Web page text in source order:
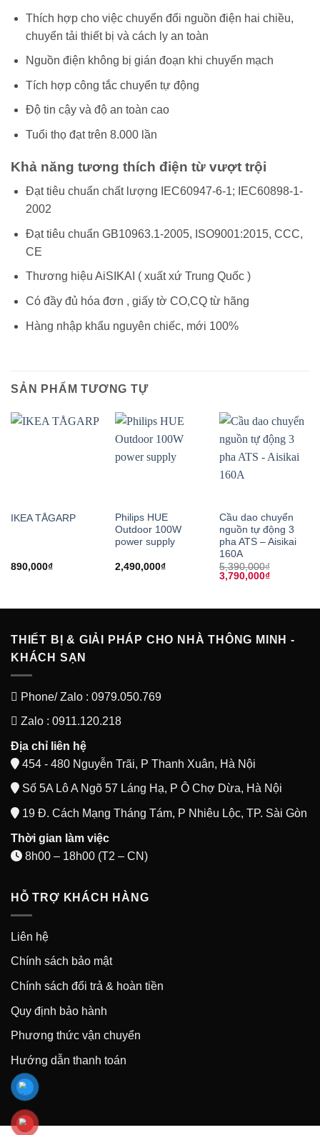
Thích hợp cho việc chuyển đổi nguồn điện hai chiều,
chuyển tải thiết bị và cách ly an toàn
Nguồn điện không bị gián đoạn khi chuyển mạch
Tích hợp công tắc chuyển tự động
Độ tin cậy và độ an toàn cao
Tuổi thọ đạt trên 8.000 lần
Khả năng tương thích điện từ vượt trội
Đạt tiêu chuẩn chất lượng IEC60947-6-1; IEC60898-1-
2002
Đạt tiêu chuẩn GB10963.1-2005, ISO9001:2015, CCC,
CE
Thương hiệu AiSIKAI ( xuất xứ Trung Quốc )
Có đầy đủ hóa đơn , giấy tờ CO,CQ từ hãng
Hàng nhập khẩu nguyên chiếc, mới 100%
SẢN PHẨM TƯƠNG TỰ
IKEA TÅGARP
890,000₫
Philips HUE
Outdoor 100W
power supply
2,490,000₫
Cầu dao chuyển
nguồn tự động 3
pha ATS – Aisikai
160A
5,390,000₫
Giá
3,790,000₫Giá
THIẾT BỊ & GIẢI PHÁP CHO NHÀ THÔNG MINH -
KHÁCH SẠN
Phone/ Zalo : 0979.050.769
Zalo : 0911.120.218
Địa chỉ liên hệ
454 - 480 Nguyễn Trãi, P Thanh Xuân, Hà Nội
Số 5A Lô A Ngõ 57 Láng Hạ, P Ô Chợ Dừa, Hà Nội
19 Đ. Cách Mạng Tháng Tám, P Nhiêu Lộc, TP. Sài Gòn
Thời gian làm việc
8h00 – 18h00 (T2 – CN)
HỖ TRỢ KHÁCH HÀNG
Liên hệ
Chính sách bảo mật
Chính sách đổi trả & hoàn tiền
Quy định bảo hành
Phương thức vận chuyển
Hướng dẫn thanh toán